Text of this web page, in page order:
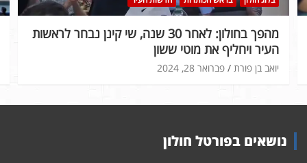
מהפך בחולון: לאחר 30 שנה, שי קינן נבחר לראשות
העיר ויחליף את מוטי ששון
פברואר 28, 2024 יואב בן פורת
נושאים בפורטל חולון